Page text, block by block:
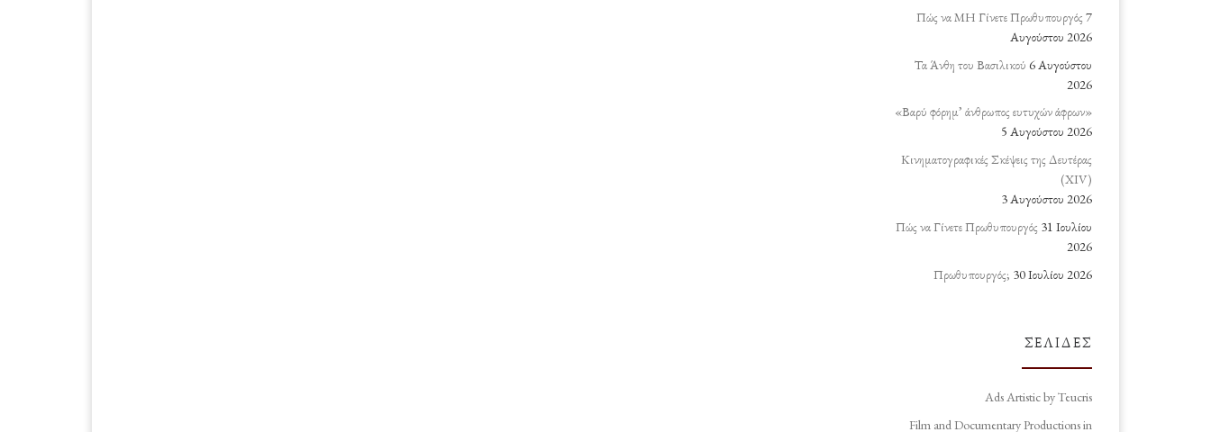
Πώς να ΜΗ Γίνετε Πρωθυπουργός 7
Αυγούστου 2026
Τα Άνθη του Βασιλικού 6 Αυγούστου
2026
«Βαρύ φόρημ’ άνθρωπος ευτυχών άφρων»
5 Αυγούστου 2026
Κινηματογραφικές Σκέψεις της Δευτέρας
(ΧΙV)
3 Αυγούστου 2026
Πώς να Γίνετε Πρωθυπουργός 31 Ιουλίου
2026
Πρωθυπουργός; 30 Ιουλίου 2026
ΣΕΛΊΔΕΣ
Ads Artistic by Teucris
Film and Documentary Productions in